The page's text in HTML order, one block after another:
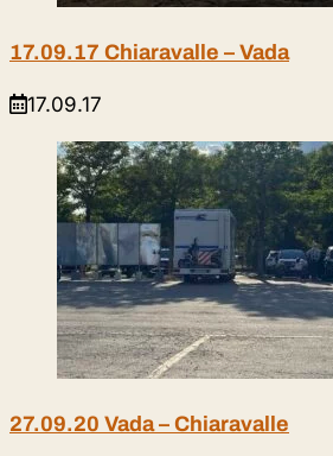
17.09.17 Chiaravalle – Vada
17.09.17
27.09.20 Vada – Chiaravalle